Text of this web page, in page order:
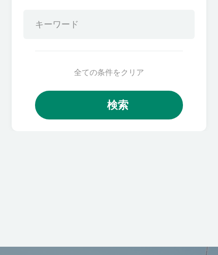
全ての条件をクリア
検索